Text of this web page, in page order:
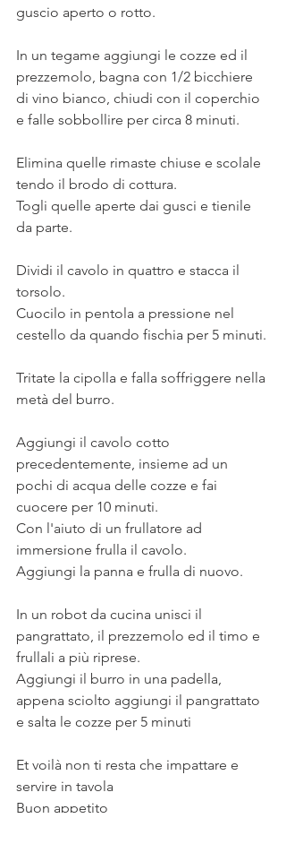
guscio aperto o rotto.
In un tegame aggiungi le cozze ed il
prezzemolo, bagna con 1/2 bicchiere
di vino bianco, chiudi con il coperchio
e falle sobbollire per circa 8 minuti.
Elimina quelle rimaste chiuse e scolale
tendo il brodo di cottura.
Togli quelle aperte dai gusci e tienile
da parte.
Dividi il cavolo in quattro e stacca il
torsolo.
Cuocilo in pentola a pressione nel
cestello da quando fischia per 5 minuti.
Tritate la cipolla e falla soffriggere nella
metà del burro.
Aggiungi il cavolo cotto
precedentemente, insieme ad un
pochi di acqua delle cozze e fai
cuocere per 10 minuti.
Con l'aiuto di un frullatore ad
immersione frulla il cavolo.
Aggiungi la panna e frulla di nuovo.
In un robot da cucina unisci il
pangrattato, il prezzemolo ed il timo e
frullali a più riprese.
Aggiungi il burro in una padella,
appena sciolto aggiungi il pangrattato
e salta le cozze per 5 minuti
Et voilà non ti resta che impattare e
servire in tavola
Buon appetito